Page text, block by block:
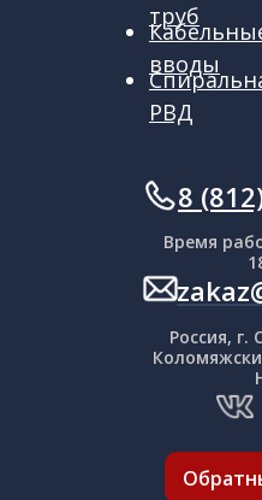
Время
Россия, г.
ㅤㅤ8
РВД
вводы
труб